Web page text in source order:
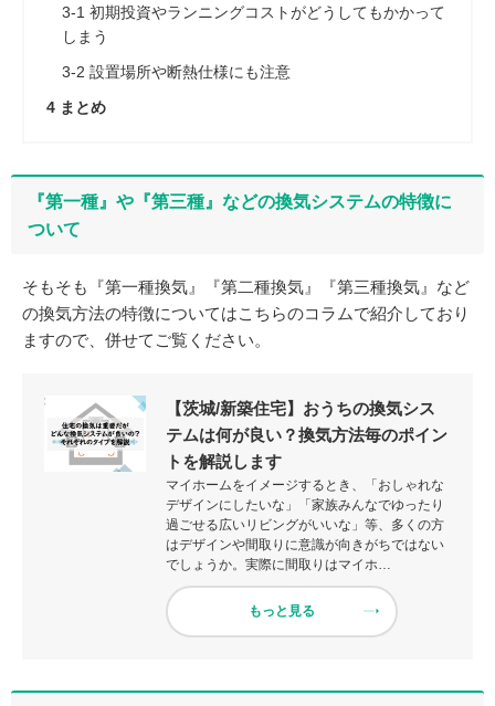
3-1 初期投資やランニングコストがどうしてもかかって
しまう
3-2 設置場所や断熱仕様にも注意
4 まとめ
『第一種』や『第三種』などの換気システムの特徴に
ついて
そもそも『第一種換気』『第二種換気』『第三種換気』など
の換気方法の特徴についてはこちらのコラムで紹介しており
ますので、併せてご覧ください。
【茨城/新築住宅】おうちの換気シス
テムは何が良い？換気方法毎のポイン
トを解説します
マイホームをイメージするとき、「おしゃれな
デザインにしたいな」「家族みんなでゆったり
過ごせる広いリビングがいいな」等、多くの方
はデザインや間取りに意識が向きがちではない
でしょうか。実際に間取りはマイホ…
もっと見る